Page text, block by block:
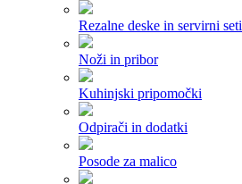
Rezalne deske in servirni seti
Noži in pribor
Kuhinjski pripomočki
Odpirači in dodatki
Posode za malico